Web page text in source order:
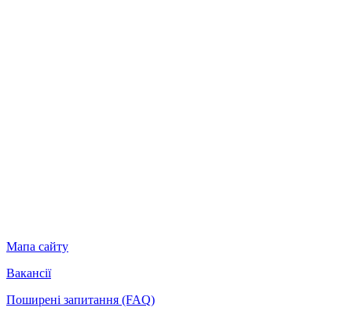
Мапа сайту
Вакансії
Поширені запитання (FAQ)